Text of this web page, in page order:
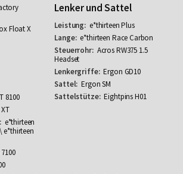
Float X
8100
e*thirteen
e*thirteen
Lenker und Sattel
e*thirteen Plus
e*thirteen Race Carbon
Acros RW375 1.5
Headset
Ergon GD10
Ergon SM
Eightpins H01